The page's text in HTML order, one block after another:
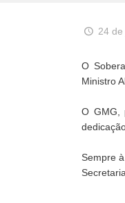
24
O
Ministro
O GMG,
Sempre